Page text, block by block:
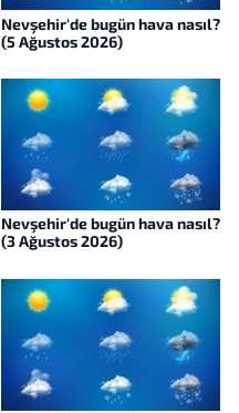
Nevşehir'de bugün hava nasıl?
(5 Ağustos 2026)
Nevşehir'de bugün hava nasıl?
(3 Ağustos 2026)